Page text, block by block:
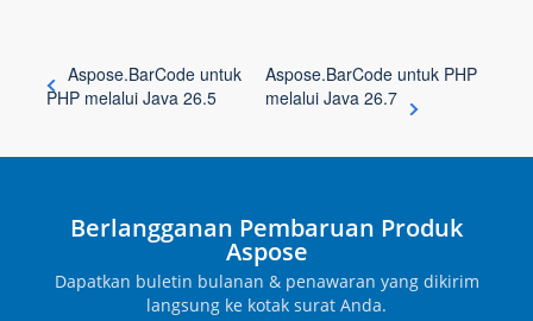
Aspose.BarCode untuk
PHP melalui Java 26.5
Aspose.BarCode untuk PHP
melalui Java 26.7
Berlangganan Pembaruan Produk
Aspose
Dapatkan buletin bulanan & penawaran yang dikirim
langsung ke kotak surat Anda.